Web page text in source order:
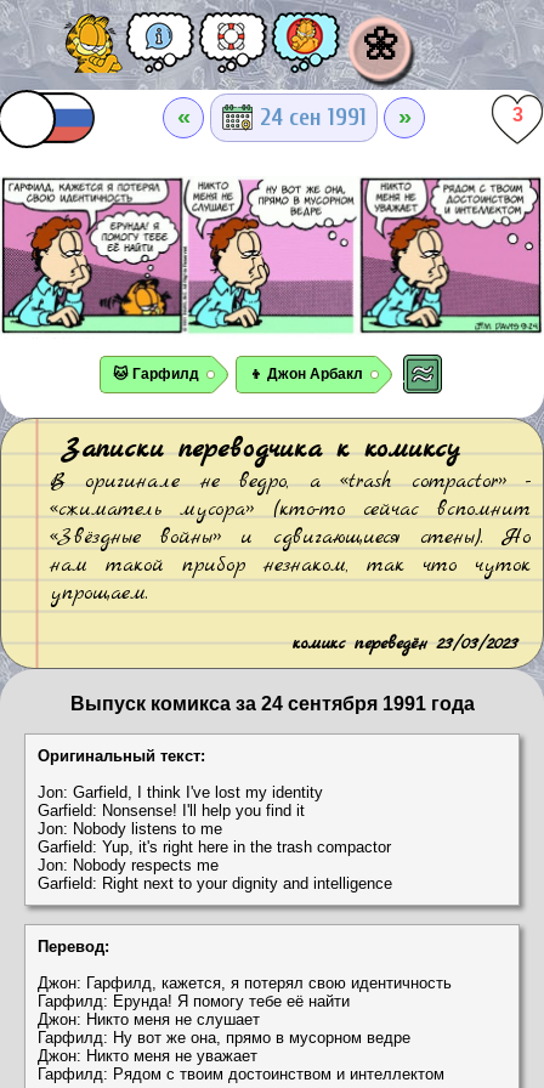
🌼
« 24 сен 1991 » 3
🐱 Гарфилд 👦 Джон Арбакл
Записки переводчика к комиксу
В оригинале не ведро, а «trash compactor» -
«сжиматель мусора» (кто-то сейчас вспомнит
«Звёздные войны» и сдвигающиеся стены). Но
нам такой прибор незнаком, так что чуток
упрощаем.
комикс переведён 23/03/2023
Выпуск комикса за 24 сентября 1991 года
Оригинальный текст:
Jon: Garfield, I think I've lost my identity
Garfield: Nonsense! I'll help you find it
Jon: Nobody listens to me
Garfield: Yup, it's right here in the trash compactor
Jon: Nobody respects me
Garfield: Right next to your dignity and intelligence
Перевод:
Джон: Гарфилд, кажется, я потерял свою идентичность
Гарфилд: Ерунда! Я помогу тебе её найти
Джон: Никто меня не слушает
Гарфилд: Ну вот же она, прямо в мусорном ведре
Джон: Никто меня не уважает
Гарфилд: Рядом с твоим достоинством и интеллектом